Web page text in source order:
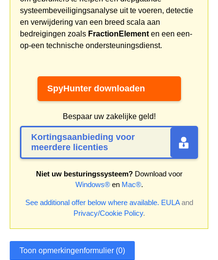
systeembeveiligingsanalyse uit te voeren, detectie
en verwijdering van een breed scala aan
bedreigingen zoals FractionElement en een een-
op-een technische ondersteuningsdienst.
SpyHunter downloaden
Bespaar uw zakelijke geld!
Kortingsaanbieding voor
meerdere licenties
Niet uw besturingssysteem?Download voor
Windows®en Mac®.
See additional offer below where available. EULAand
Privacy/Cookie Policy.
Toon opmerkingenformulier (0)